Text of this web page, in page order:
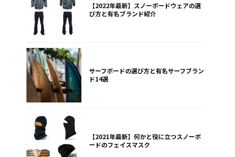
【2022年最新】スノーボードウェアの選
び方と有名ブランド紹介
サーフボードの選び方と有名サーフブラン
ド14選
【2021年最新】何かと役に立つスノーボ
ードのフェイスマスク